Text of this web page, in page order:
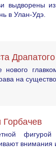
выдворены
в Улан-Удэ.
Драпатого
на
фигурой
внимания